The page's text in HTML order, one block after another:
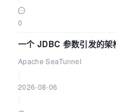
0
一个 JDBC 参数引发的
步中的“定时 Flush”难题
Apache SeaTunnel
2026-08-06